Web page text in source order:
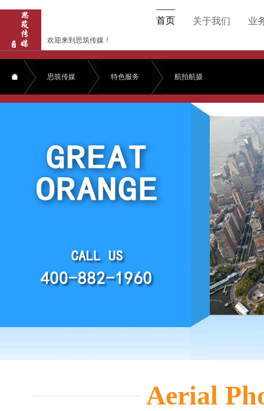
首页 关于我们 业
欢迎来到思筑传媒！
思筑传媒 特色服务 航拍航摄
Aerial